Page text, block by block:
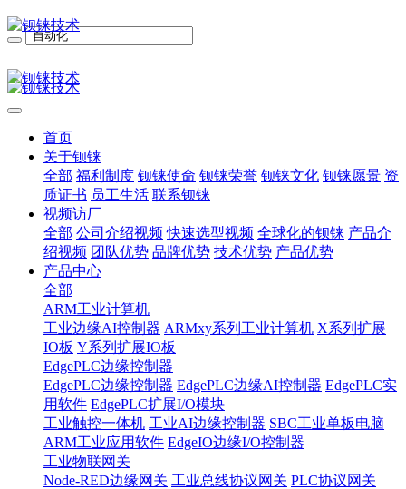
首页
关于钡铼
全部 福利制度 钡铼使命 钡铼荣誉 钡铼文化 钡铼愿景 资
质证书 员工生活 联系钡铼
视频访厂
全部 公司介绍视频 快速选型视频 全球化的钡铼 产品介
绍视频 团队优势 品牌优势 技术优势 产品优势
产品中心
全部
ARM工业计算机
工业边缘AI控制器 ARMxy系列工业计算机 X系列扩展
IO板 Y系列扩展IO板
EdgePLC边缘控制器
EdgePLC边缘控制器 EdgePLC边缘AI控制器 EdgePLC实
用软件 EdgePLC扩展I/O模块
工业触控一体机 工业AI边缘控制器 SBC工业单板电脑
ARM工业应用软件 EdgeIO边缘I/O控制器
工业物联网关
Node-RED边缘网关 工业总线协议网关 PLC协议网关